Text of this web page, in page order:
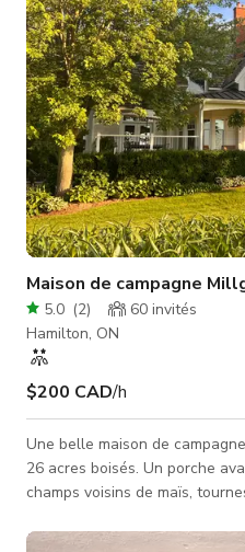
Maison de campagne
5.0 (2) 60 invités
Hamilton, ON
$200 CAD/h
Une belle maison de
26 acres boisés. Un porche
champs voisins de maïs,
passerelle unique de 300